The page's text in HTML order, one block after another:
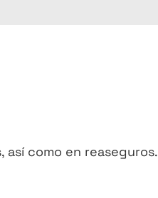
como en reaseguros.